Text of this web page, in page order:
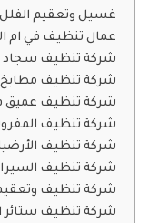
غسيل وتعقيم الفلل
عمال تنظيف في ام
شركة تنظيف سجاد
شركة تنظيف مطابخ
شركة تنظيف عميق
شركة تنظيف
شركة تنظيف
شركة تنظيف
شركة تنظيف
شركة تنظيف ستائر